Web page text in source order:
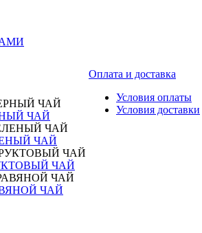
ЧАЙ
ЧАЙ
ЧАЙ
ЧАЙ
Оплата и доставка
Условия оплаты
Условия доставки